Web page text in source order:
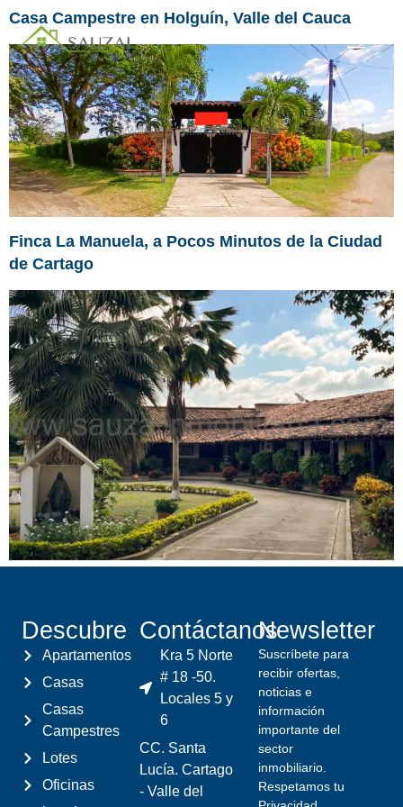
Casa Campestre en Holguín, Valle del Cauca
Finca La Manuela, a Pocos Minutos de la Ciudad
de Cartago
Descubre
Apartamentos
Casas
Casas
Campestres
Lotes
Oficinas
Contáctanos
Kra 5 Norte
# 18 -50.
Locales 5 y
6
CC. Santa
Lucía. Cartago
- Valle del
Newsletter
Suscríbete para
recibir ofertas,
noticias e
información
importante del
sector
inmobiliario.
Respetamos tu